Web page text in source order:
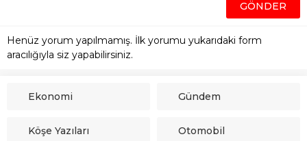
Henüz yorum yapılmamış. İlk yorumu yukarıdaki form
aracılığıyla siz yapabilirsiniz.
Ekonomi Gündem
Köşe Yazıları Otomobil